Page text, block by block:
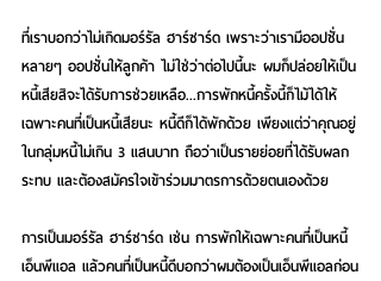
ที่เราบอกว่าไม่เกิดมอร์รัล ฮาร์ซาร์ด เพราะว่าเรามีออปชั่น
หลายๆ ออปชั่นให้ลูกค้า ไม่ใช่ว่าต่อไปนี้นะ ผมก็ปล่อยให้เป็น
หนี้เสียสิจะได้รับการช่วยเหลือ...การพักหนี้ครั้งนี้ก็ไม้ได้ให้
เฉพาะคนที่เป็นหนี้เสียนะ หนี้ดีก็ได้พักด้วย เพียงแต่ว่าคุณอยู่
ในกลุ่มหนี้ไม่เกิน 3 แสนบาท ถือว่าเป็นรายย่อยที่ได้รับผลก
ระทบ และต้องสมัครใจเข้าร่วมมาตรการด้วยตนเองด้วย
การเป็นมอร์รัล ฮาร์ซาร์ด เช่น การพักให้เฉพาะคนที่เป็นหนี้
เอ็นพีแอล แล้วคนที่เป็นหนี้ดีบอกว่าผมต้องเป็นเอ็นพีแอลก่อน